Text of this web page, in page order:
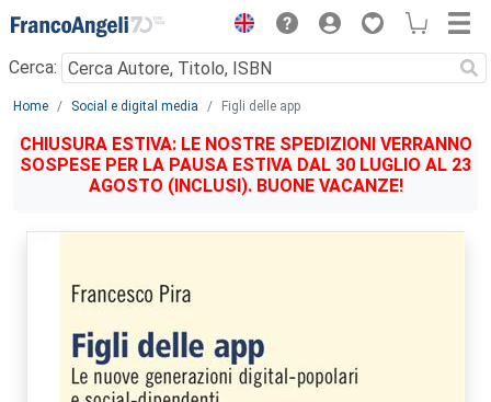
Menu
Cerca:
Main content
Home Social e digital media Figli delle app
CHIUSURA ESTIVA: LE NOSTRE SPEDIZIONI VERRANNO
SOSPESE PER LA PAUSA ESTIVA DAL 30 LUGLIO AL 23
AGOSTO (INCLUSI). BUONE VACANZE!